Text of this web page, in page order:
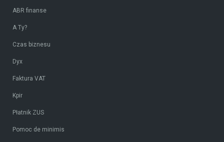
ABR finanse
A Ty?
Czas biznesu
Dyx
Faktura VAT
Kpir
Płatnik ZUS
Pomoc de minimis